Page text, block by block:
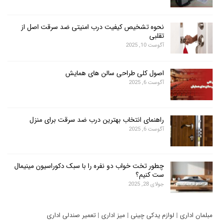
نحوه تشخیص کیفیت درب امنیتی ضد سرقت اصل از
تقلبی
آگوست 10, 2025
اصول کلی طراحی سالن های همایش
آگوست 6, 2025
راهنمای انتخاب بهترین درب ضد سرقت برای منزل
آگوست 6, 2025
چطور تخت خواب دو نفره را با سبک دکوراسیون مینیمال
ست کنیم؟
جولای 28, 2025
|لوازم یدکی چینی|میز اداری| تعمیر صندلی اداری